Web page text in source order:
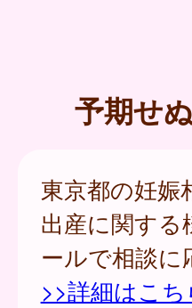
予期せ
東京都の妊娠
出産に関す
ールで相談に
>>詳細はこち